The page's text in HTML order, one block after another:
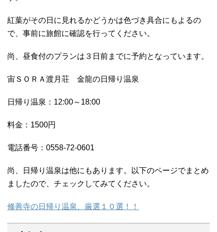
紅葉がその日に見れるかどうかは色づき具合にもよるの
で、事前に旅館に確認を行ってください。
尚、昼食付のプランは３日前までに予約となっています。
宙ＳＯＲＡ渡月荘 金龍の日帰り温泉
日帰り温泉：12:00～18:00
料金：1500円
電話番号：0558-72-0601
尚、日帰り温泉は他にもあります。以下のページでまとめ
ましたので、チェックしてみてください。
修善寺の日帰り温泉、厳選１０選！！